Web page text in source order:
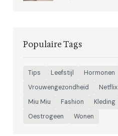
Populaire Tags
Tips Leefstijl Hormonen
Vrouwengezondheid
Netflix
Miu Miu
Fashion Kleding
Oestrogeen
Wonen